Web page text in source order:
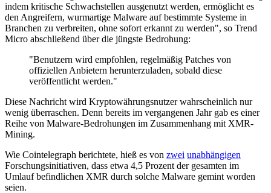
indem kritische Schwachstellen ausgenutzt werden, ermöglicht es
den Angreifern, wurmartige Malware auf bestimmte Systeme in
Branchen zu verbreiten, ohne sofort erkannt zu werden", so Trend
Micro abschließend über die jüngste Bedrohung:
"Benutzern wird empfohlen, regelmäßig Patches von
offiziellen Anbietern herunterzuladen, sobald diese
veröffentlicht werden."
Diese Nachricht wird Kryptowährungsnutzer wahrscheinlich nur
wenig überraschen. Denn bereits im vergangenen Jahr gab es einer
Reihe von Malware-Bedrohungen im Zusammenhang mit XMR-
Mining.
Wie Cointelegraph berichtete, hieß es von zwei unabhängigen
Forschungsinitiativen, dass etwa 4,5 Prozent der gesamten im
Umlauf befindlichen XMR durch solche Malware gemint worden
seien.